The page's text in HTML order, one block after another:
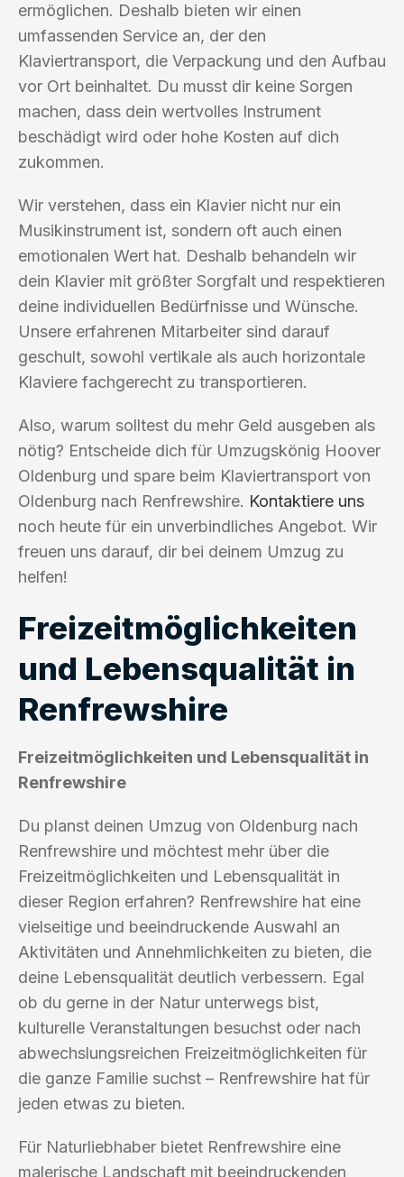
ermöglichen. Deshalb bieten wir einen
umfassenden Service an, der den
Klaviertransport, die Verpackung und den Aufbau
vor Ort beinhaltet. Du musst dir keine Sorgen
machen, dass dein wertvolles Instrument
beschädigt wird oder hohe Kosten auf dich
zukommen.
Wir verstehen, dass ein Klavier nicht nur ein
Musikinstrument ist, sondern oft auch einen
emotionalen Wert hat. Deshalb behandeln wir
dein Klavier mit größter Sorgfalt und respektieren
deine individuellen Bedürfnisse und Wünsche.
Unsere erfahrenen Mitarbeiter sind darauf
geschult, sowohl vertikale als auch horizontale
Klaviere fachgerecht zu transportieren.
Also, warum solltest du mehr Geld ausgeben als
nötig? Entscheide dich für Umzugskönig Hoover
Oldenburg und spare beim Klaviertransport von
Oldenburg nach Renfrewshire. Kontaktiere uns
noch heute für ein unverbindliches Angebot. Wir
freuen uns darauf, dir bei deinem Umzug zu
helfen!
Freizeitmöglichkeiten
und Lebensqualität in
Renfrewshire
Freizeitmöglichkeiten und Lebensqualität in
Renfrewshire
Du planst deinen Umzug von Oldenburg nach
Renfrewshire und möchtest mehr über die
Freizeitmöglichkeiten und Lebensqualität in
dieser Region erfahren? Renfrewshire hat eine
vielseitige und beeindruckende Auswahl an
Aktivitäten und Annehmlichkeiten zu bieten, die
deine Lebensqualität deutlich verbessern. Egal
ob du gerne in der Natur unterwegs bist,
kulturelle Veranstaltungen besuchst oder nach
abwechslungsreichen Freizeitmöglichkeiten für
die ganze Familie suchst – Renfrewshire hat für
jeden etwas zu bieten.
Für Naturliebhaber bietet Renfrewshire eine
malerische Landschaft mit beeindruckenden